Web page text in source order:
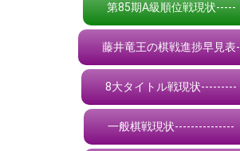
第85期A級順位戦現状-----
藤井竜王の棋戦進捗早見表-
8大タイトル戦現状---------
一般棋戦現状---------------